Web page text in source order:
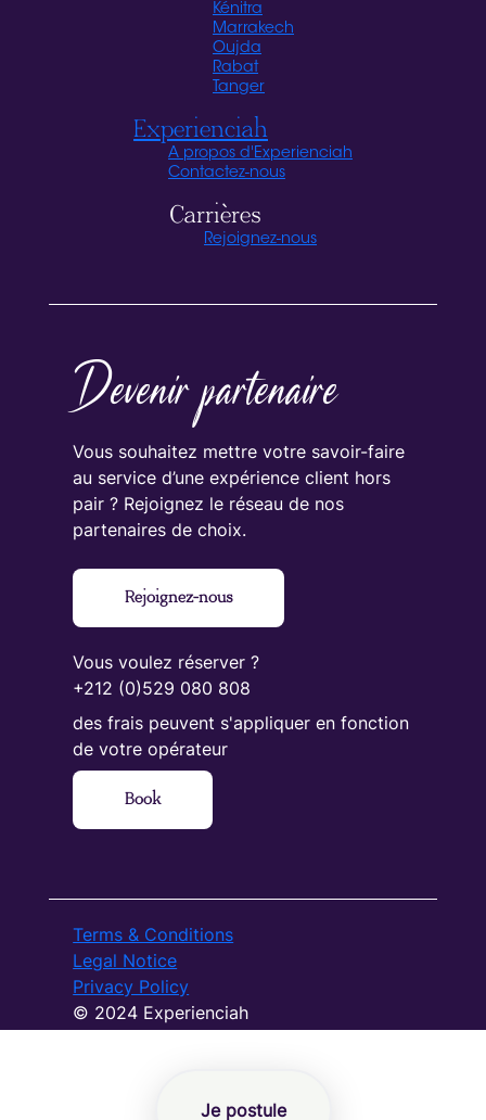
Je postule
Kénitra
Marrakech
Oujda
Rabat
Tanger
Experienciah
A propos d'Experienciah
Contactez-nous
Carrières
Rejoignez-nous
Devenir partenaire
Vous souhaitez mettre votre savoir-faire
au service d’une expérience client hors
pair ? Rejoignez le réseau de nos
partenaires de choix.
Rejoignez-nous
Vous voulez réserver ?
+212 (0)529 080 808
des frais peuvent s'appliquer en fonction
de votre opérateur
Book
Terms & Conditions
Legal Notice
Privacy Policy
© 2024 Experienciah